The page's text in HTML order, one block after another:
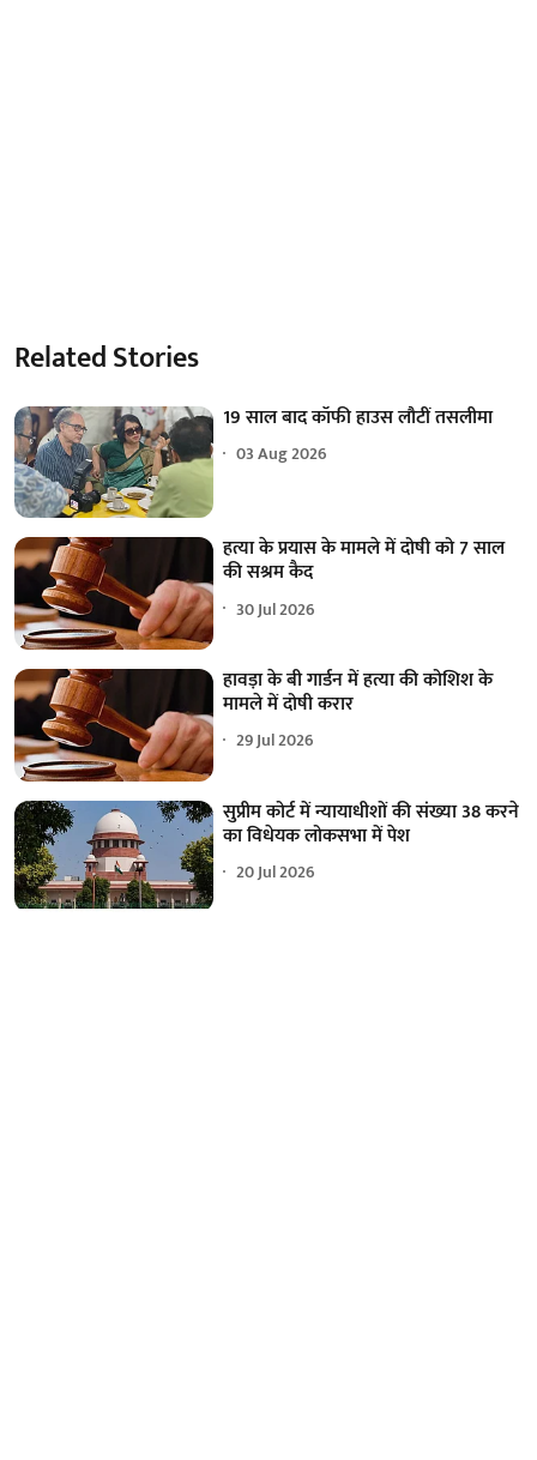
Related Stories
19 साल बाद कॉफी हाउस लौटीं तसलीमा
03 Aug 2026
हत्या के प्रयास के मामले में दोषी को 7 साल
की सश्रम कैद
30 Jul 2026
हावड़ा के बी गार्डन में हत्या की कोशिश के
मामले में दोषी करार
29 Jul 2026
सुप्रीम कोर्ट में न्यायाधीशों की संख्या 38 करने
का विधेयक लोकसभा में पेश
20 Jul 2026